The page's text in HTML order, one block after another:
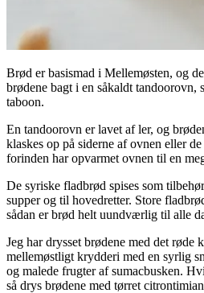
Brød er basismad i Mellemøsten, og
brødene bagt i en såkaldt tandoorovn,
taboon.
En tandoorovn er lavet af ler, og
klaskes op på siderne af ovnen eller
forinden har opvarmet ovnen til en
De syriske fladbrød spises som
supper og til hovedretter. Store
sådan er brød helt uundværlig til alle
Jeg har drysset brødene med det røde
mellemøstligt krydderi med en syrlig
og malede frugter af sumacbusken.
så drys brødene med tørret